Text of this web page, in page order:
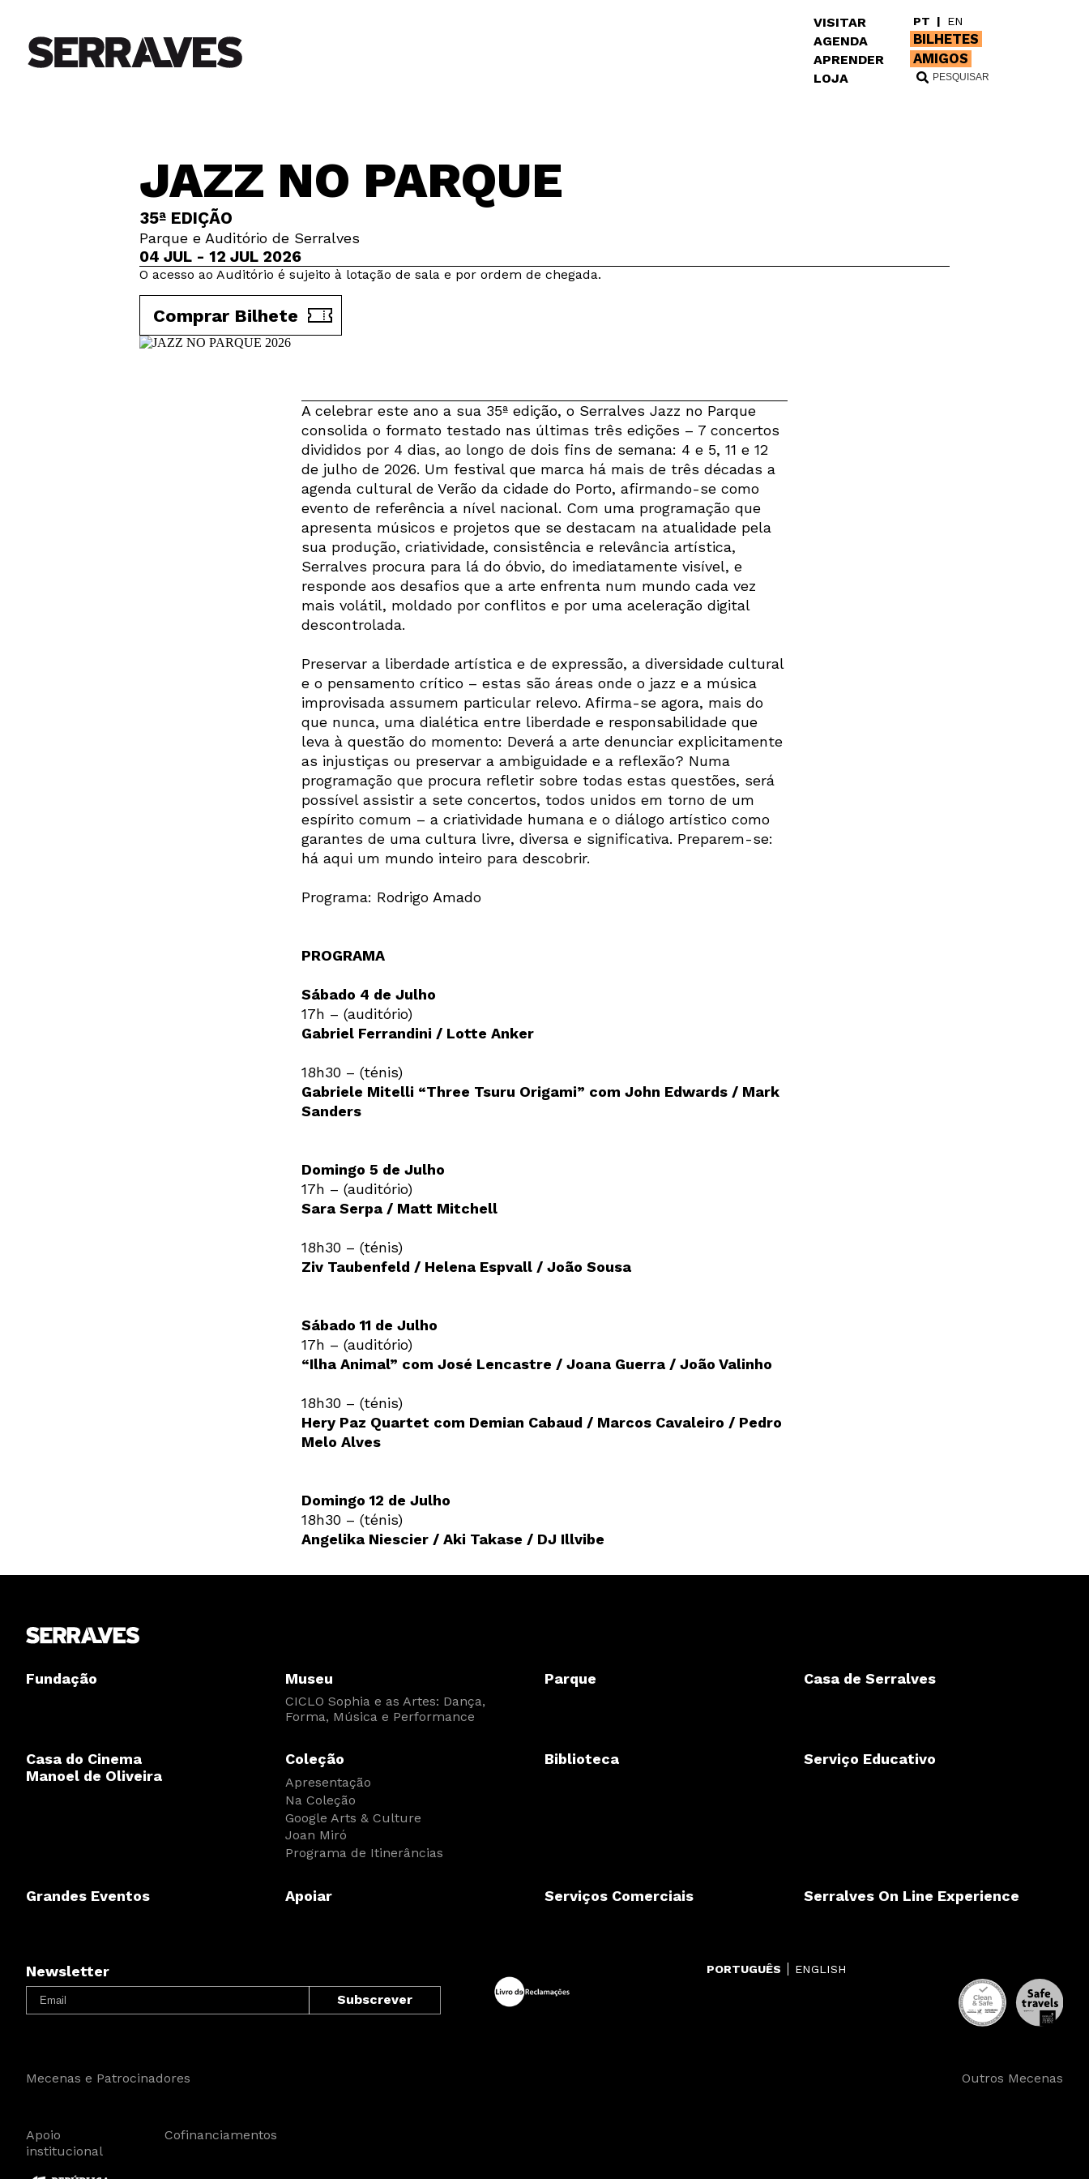
VISITAR
AGENDA
APRENDER
LOJA
PT | EN
BILHETES
AMIGOS
JAZZ NO PARQUE
35ª EDIÇÃO
Parque e Auditório de Serralves
04 JUL - 12 JUL 2026
O acesso ao Auditório é sujeito à lotação de sala e por ordem de chegada.
Comprar Bilhete
A celebrar este ano a sua 35ª edição, o Serralves Jazz no Parque
consolida o formato testado nas últimas três edições – 7 concertos
divididos por 4 dias, ao longo de dois fins de semana: 4 e 5, 11 e 12
de julho de 2026. Um festival que marca há mais de três décadas a
agenda cultural de Verão da cidade do Porto, afirmando-se como
evento de referência a nível nacional. Com uma programação que
apresenta músicos e projetos que se destacam na atualidade pela
sua produção, criatividade, consistência e relevância artística,
Serralves procura para lá do óbvio, do imediatamente visível, e
responde aos desafios que a arte enfrenta num mundo cada vez
mais volátil, moldado por conflitos e por uma aceleração digital
descontrolada.
Preservar a liberdade artística e de expressão, a diversidade cultural
e o pensamento crítico – estas são áreas onde o jazz e a música
improvisada assumem particular relevo. Afirma-se agora, mais do
que nunca, uma dialética entre liberdade e responsabilidade que
leva à questão do momento: Deverá a arte denunciar explicitamente
as injustiças ou preservar a ambiguidade e a reflexão? Numa
programação que procura refletir sobre todas estas questões, será
possível assistir a sete concertos, todos unidos em torno de um
espírito comum – a criatividade humana e o diálogo artístico como
garantes de uma cultura livre, diversa e significativa. Preparem-se:
há aqui um mundo inteiro para descobrir.
Programa: Rodrigo Amado
PROGRAMA
Sábado 4 de Julho
17h – (auditório)
Gabriel Ferrandini / Lotte Anker
18h30 – (ténis)
Gabriele Mitelli “Three Tsuru Origami” com John Edwards / Mark
Sanders
Domingo 5 de Julho
17h – (auditório)
Sara Serpa / Matt Mitchell
18h30 – (ténis)
Ziv Taubenfeld / Helena Espvall / João Sousa
Sábado 11 de Julho
17h – (auditório)
“Ilha Animal” com José Lencastre / Joana Guerra / João Valinho
18h30 – (ténis)
Hery Paz Quartet com Demian Cabaud / Marcos Cavaleiro / Pedro
Melo Alves
Domingo 12 de Julho
18h30 – (ténis)
Angelika Niescier / Aki Takase / DJ Illvibe
Fundação Museu
CICLO Sophia e as Artes: Dança,
Forma, Música e Performance
Parque Casa de Serralves
Casa do Cinema
Manoel de Oliveira
Coleção
Apresentação
Na Coleção
Google Arts & Culture
Joan Miró
Programa de Itinerâncias
Biblioteca Serviço Educativo
Grandes Eventos Apoiar Serviços Comerciais Serralves On Line Experience
Newsletter PORTUGUÊS ENGLISH
Mecenas e Patrocinadores Outros Mecenas
Apoio
institucional
Cofinanciamentos
Newsletter